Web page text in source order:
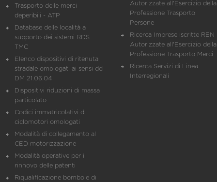
Trasporto delle merci
deperibili - ATP
Database delle località a
supporto dei sistemi RDS
TMC
Elenco dispositivi di ritenuta
stradale omologati ai sensi del
DM 21.06.04
Dispositivi riduzioni di massa
particolato
Codici immatricolativi di
ciclomotori omologati
Modalità di collegamento al
CED motorizzazione
Modalità operative per il
rinnovo delle patenti
Riqualificazione bombole di
Autorizzate all'Esercizio della
Professione Trasporto
Persone
Ricerca Imprese iscritte REN
Autorizzate all'Esercizio della
Professione Trasporto Merci
Ricerca Servizi di Linea
Interregionali